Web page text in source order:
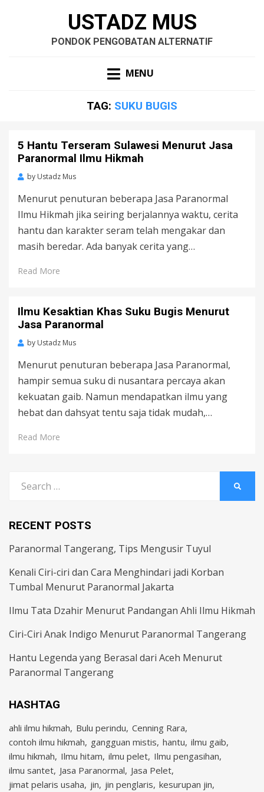
USTADZ MUS
PONDOK PENGOBATAN ALTERNATIF
MENU
TAG: SUKU BUGIS
5 Hantu Terseram Sulawesi Menurut Jasa
Paranormal Ilmu Hikmah
by Ustadz Mus
Menurut penuturan beberapa Jasa Paranormal
Ilmu Hikmah jika seiring berjalannya waktu, cerita
hantu dan karakter seram telah mengakar dan
masih beredar. Ada banyak cerita yang…
Read More
Ilmu Kesaktian Khas Suku Bugis Menurut
Jasa Paranormal
by Ustadz Mus
Menurut penuturan beberapa Jasa Paranormal,
hampir semua suku di nusantara percaya akan
kekuatan gaib. Namun mendapatkan ilmu yang
hebat dan dahsyat tentu saja tidak mudah,…
Read More
for:
RECENT POSTS
Paranormal Tangerang, Tips Mengusir Tuyul
Kenali Ciri-ciri dan Cara Menghindari jadi Korban
Tumbal Menurut Paranormal Jakarta
Ilmu Tata Dzahir Menurut Pandangan Ahli Ilmu Hikmah
Ciri-Ciri Anak Indigo Menurut Paranormal Tangerang
Hantu Legenda yang Berasal dari Aceh Menurut
Paranormal Tangerang
HASHTAG
ahli ilmu hikmah Bulu perindu Cenning Rara
contoh ilmu hikmah gangguan mistis hantu ilmu gaib
ilmu hikmah Ilmu hitam ilmu pelet Ilmu pengasihan
ilmu santet Jasa Paranormal Jasa Pelet
jimat pelaris usaha jin jin penglaris kesurupan jin